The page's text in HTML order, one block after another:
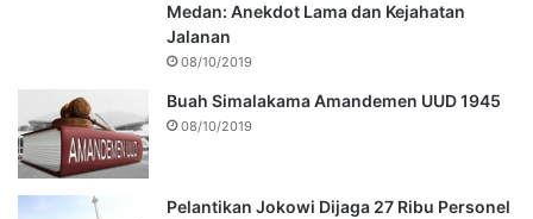
Medan: Anekdot Lama dan Kejahatan
Jalanan
08/10/2019
Buah Simalakama Amandemen UUD 1945
08/10/2019
Pelantikan Jokowi Dijaga 27 Ribu Personel